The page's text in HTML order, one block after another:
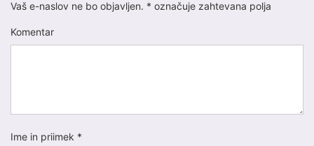
Vaš e-naslov ne bo objavljen. * označuje zahtevana polja
Komentar
Ime in priimek *